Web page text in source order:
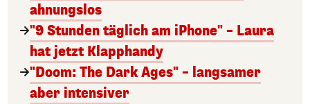
ahnungslos
"9 Stunden täglich am iPhone" – Laura
hat jetzt Klapphandy
"Doom: The Dark Ages" – langsamer
aber intensiver